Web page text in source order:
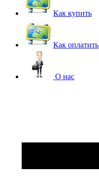
Как купить
Как оплатить
О нас